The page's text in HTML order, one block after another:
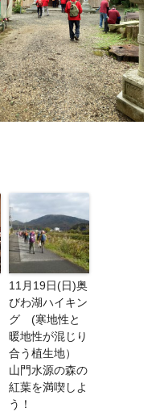
11月19日(日)奥
びわ湖ハイキン
グ (寒地性と
暖地性が混じり
合う植生地）
山門水源の森の
紅葉を満喫しよ
う！